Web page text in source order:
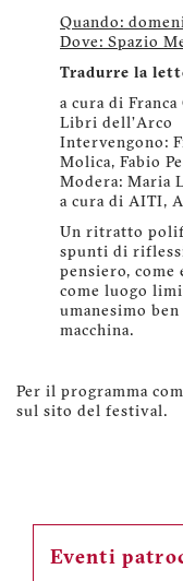
Quando:
Dove: Spazio
Tradurre la
a cura di
Libri dell’Arco
Intervengono:
Molica, Fabio
Modera: Maria
a cura di AITI,
Un ritratto
spunti di
pensiero, come
come luogo
umanesimo
macchina.
Per il programma
sul sito del festival.
Eventi